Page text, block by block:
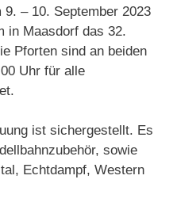
– 10. September 2023
in Maasdorf das 32.
Pforten sind an beiden
Uhr für alle
ist sichergestellt. Es
sowie
Echtdampf, Western